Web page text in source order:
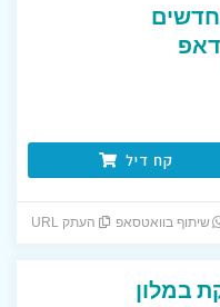
קח דיל
שיתוף בוואטסאפ העתק URL
במלון